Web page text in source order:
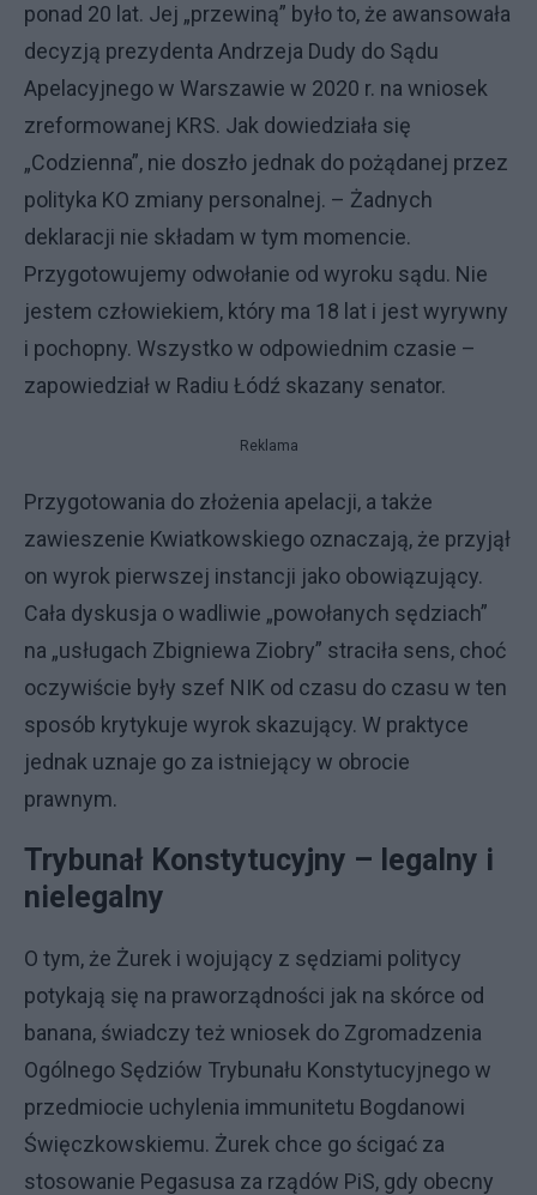
ponad 20 lat. Jej „przewiną” było to, że awansowała
decyzją prezydenta Andrzeja Dudy do Sądu
Apelacyjnego w Warszawie w 2020 r. na wniosek
zreformowanej KRS. Jak dowiedziała się
„Codzienna”, nie doszło jednak do pożądanej przez
polityka KO zmiany personalnej. – Żadnych
deklaracji nie składam w tym momencie.
Przygotowujemy odwołanie od wyroku sądu. Nie
jestem człowiekiem, który ma 18 lat i jest wyrywny
i pochopny. Wszystko w odpowiednim czasie –
zapowiedział w Radiu Łódź skazany senator.
Reklama
Przygotowania do złożenia apelacji, a także
zawieszenie Kwiatkowskiego oznaczają, że przyjął
on wyrok pierwszej instancji jako obowiązujący.
Cała dyskusja o wadliwie „powołanych sędziach”
na „usługach Zbigniewa Ziobry” straciła sens, choć
oczywiście były szef NIK od czasu do czasu w ten
sposób krytykuje wyrok skazujący. W praktyce
jednak uznaje go za istniejący w obrocie
prawnym.
Trybunał Konstytucyjny – legalny i
nielegalny
O tym, że Żurek i wojujący z sędziami politycy
potykają się na praworządności jak na skórce od
banana, świadczy też wniosek do Zgromadzenia
Ogólnego Sędziów Trybunału Konstytucyjnego w
przedmiocie uchylenia immunitetu Bogdanowi
Święczkowskiemu. Żurek chce go ścigać za
stosowanie Pegasusa za rządów PiS, gdy obecny